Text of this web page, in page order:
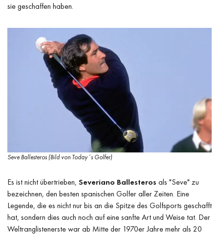
sie geschaffen haben.
Seve Ballesteros (Bild von Today´s Golfer)
Es ist nicht übertrieben, Severiano Ballesteros als "Seve" zu
bezeichnen, den besten spanischen Golfer aller Zeiten. Eine
Legende, die es nicht nur bis an die Spitze des Golfsports geschafft
hat, sondern dies auch noch auf eine sanfte Art und Weise tat. Der
Weltranglistenerste war ab Mitte der 1970er Jahre mehr als 20